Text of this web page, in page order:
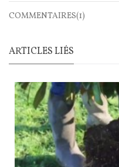
COMMENTAIRES(1)
ARTICLES LIÉS